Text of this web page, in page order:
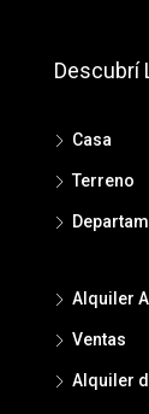
Descubrí
Casa
Terreno
Alquiler
Ventas
Alquiler